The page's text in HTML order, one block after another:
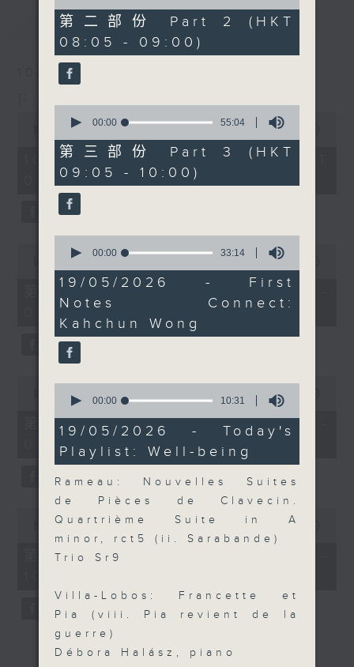
workout or breezy playlists to
beat the summer heat, Livia
curates the perfect soundtrack to
shape your day. So pour a coffee,
morning together.
最新 LATEST
10/08/2026
First Notes 由聆開始
seconds
hours,
minutes,
seconds
00:00 2:45:00
10/08/2026 - 足本 Full (HKT
07:05 - 10:00)
seconds
minutes,
seconds
00:00 55:10
第一部份 Part 1 (HKT 07:05 -
08:00)
seconds
minutes,
seconds
00:00 55:19
第二部份 Part 2 (HKT 08:05 -
09:00)
seconds
minutes,
seconds
00:00 55:10
第三部份 Part 3 (HKT 09:05 -
55
minutes,
10
seconds
第二部份 Part 2 (HKT
08:05 - 09:00)
seconds
55
minutes,
4
seconds
00:00 55:04
第三部份 Part 3 (HKT
09:05 - 10:00)
seconds
33
minutes,
14
seconds
00:00 33:14
19/05/2026 - First
Notes Connect:
Kahchun Wong
seconds
10
minutes,
31
seconds
00:00 10:31
19/05/2026 - Today's
Playlist: Well-being
Rameau: Nouvelles Suites
de Pièces de Clavecin.
Quartrième Suite in A
minor, rct5 (ii. Sarabande)
Trio Sr9
Villa-Lobos: Francette et
Pia (viii. Pia revient de la
guerre)
Débora Halász, piano